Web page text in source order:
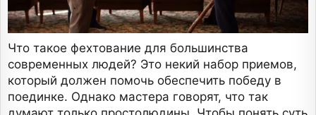
Что такое фехтование для большинства
современных людей? Это некий набор приемов,
который должен помочь обеспечить победу в
поединке. Однако мастера говорят, что так